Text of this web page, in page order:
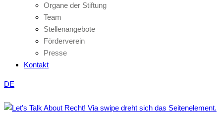
Organe der Stiftung
Team
Stellenangebote
Förderverein
Presse
Kontakt
DE